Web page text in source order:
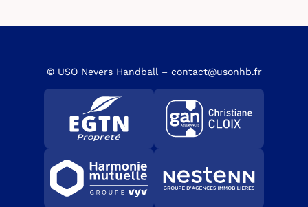
© USO Nevers Handball – contact@usonhb.fr